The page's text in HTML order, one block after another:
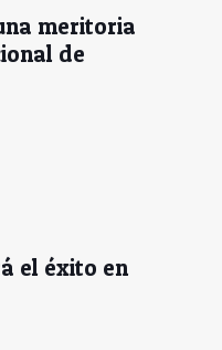
meritoria
de
el éxito en